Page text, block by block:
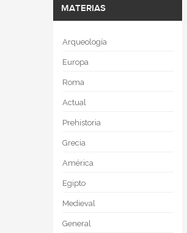
MATERIAS
Arqueología
Europa
Roma
Actual
Prehistoria
Grecia
América
Egipto
Medieval
General